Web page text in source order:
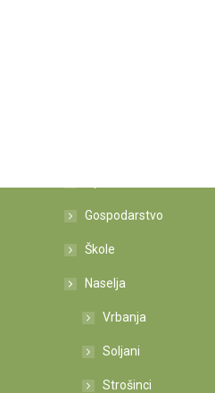
Gospodarstvo
Škole
Naselja
Vrbanja
Soljani
Strošinci